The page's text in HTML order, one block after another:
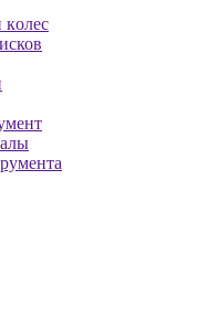
кoлec